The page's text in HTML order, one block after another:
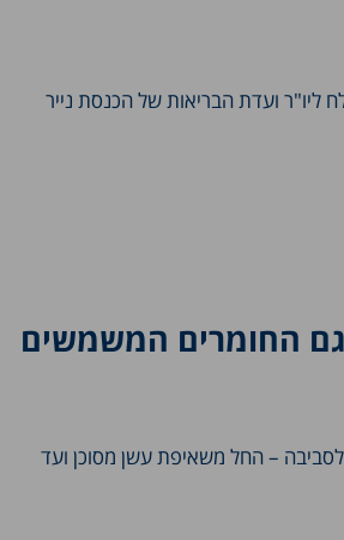
ליו"ר ועדת הבריאות של הכנסת נייר
החומרים המשמשים
ולסביבה – החל משאיפת עשן מסוכן ועד